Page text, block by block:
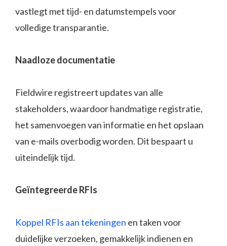
vastlegt met tijd- en datumstempels voor
volledige transparantie.
Naadloze documentatie
Fieldwire registreert updates van alle
stakeholders, waardoor handmatige registratie,
het samenvoegen van informatie en het opslaan
van e-mails overbodig worden. Dit bespaart u
uiteindelijk tijd.
Geïntegreerde RFIs
Koppel RFIs aan tekeningen en taken voor
duidelijke verzoeken, gemakkelijk indienen en